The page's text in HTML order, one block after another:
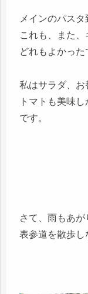
メインのパスタ
これも、また、
どれもよかった
私はサラダ、お
トマトも美味
です。
さて、雨もあが
表参道を散歩し